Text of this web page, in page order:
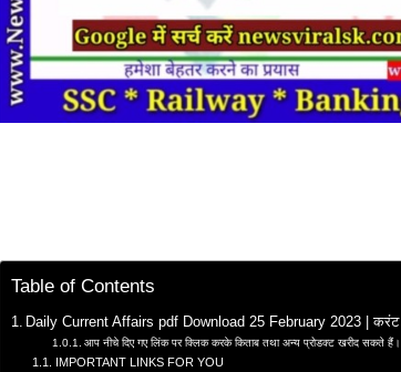
Table of Contents
Daily Current Affairs pdf Download 25 February 2023 |
आप नीचे दिए गए लिंक पर क्लिक करके किताब तथा अन्य प्रोडक्ट खरीद सकते हैं।
IMPORTANT LINKS FOR YOU